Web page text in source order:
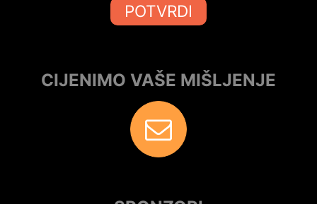
POTVRDI
CIJENIMO VAŠE MIŠLJENJE